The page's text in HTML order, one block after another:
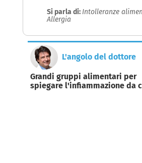
Si parla di: Intolleranze
Allergia
L'angolo del dottore
Grandi gruppi alimentari per
spiegare l'infiammazione da